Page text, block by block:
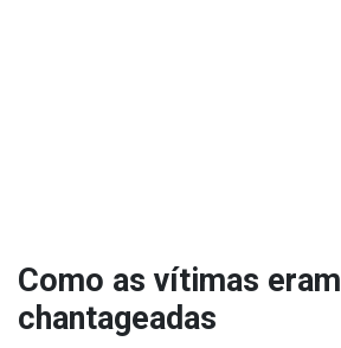
Como as vítimas eram
chantageadas